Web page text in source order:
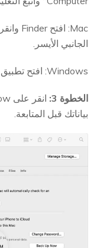
الجانبي الأيسر.
Windows: افتح تطبيق Apple Devices وحدد iPhone الخاص بك.
الخطوة 3:
بياناتك قبل المتابعة.